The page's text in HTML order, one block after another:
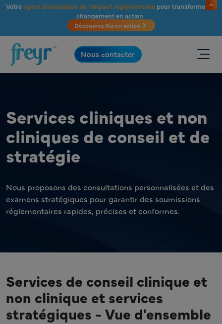
Passer au contenu principal
Votreagent d'évaluation de l'impact réglementairepour transformer le
changement en action
Découvrez Ria en action
.
Nous contacter
Services cliniques et non
cliniques de conseil et de
stratégie
Nous proposons des consultations personnalisées et des
examens stratégiques pour garantir des soumissions
réglementaires rapides, précises et conformes.
Services de conseil clinique et
non clinique et services
stratégiques - Vue d'ensemble